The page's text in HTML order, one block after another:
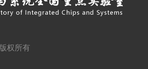
权所有